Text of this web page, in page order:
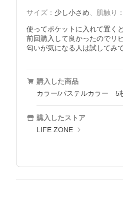
サイズ ： 少し小さめ 肌触り ：
使ってポケットに入れて置く
前回購入して良かったのでリ
匂いが気になる人は試してみ
購入した商品
カラー/パステルカラー 5
購入したストア
LIFE ZONE